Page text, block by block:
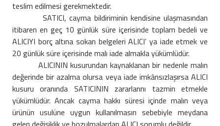
teslim edilmesi gerekmektedir.
SATICI, cayma bildiriminin kendisine ulaşmasından
itibaren en geç 10 günlük süre içerisinde toplam bedeli ve
ALICIYI borç altına sokan belgeleri ALICI’ ya iade etmek ve
20 günlük süre içerisinde malı iade almakla yükümlüdür.
ALICININ kusurundan kaynaklanan bir nedenle malın
değerinde bir azalma olursa veya iade imkânsızlaşırsa ALICI
kusuru oranında SATICININ zararlarını tazmin etmekle
yükümlüdür. Ancak cayma hakkı süresi içinde malın veya
ürünün usulüne uygun kullanılmasın sebebiyle meydana